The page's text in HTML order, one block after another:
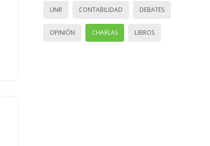
UNR CONTABILIDAD DEBATES
OPINIÓN CHARLAS LIBROS